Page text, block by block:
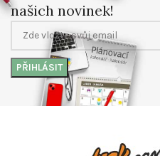
našich novinek!